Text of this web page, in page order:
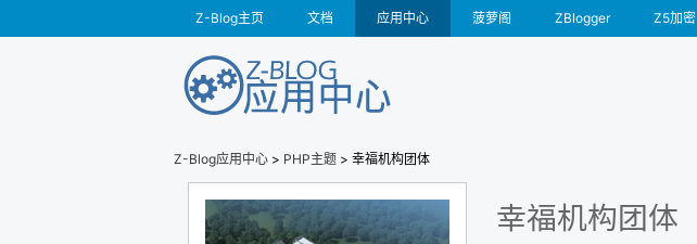
Z-Blog主页 文档 应用中心 菠萝阁 ZBlogger Z5加密
Z-Blog应用中心 > PHP主题 > 幸福机构团体
幸福机构团体